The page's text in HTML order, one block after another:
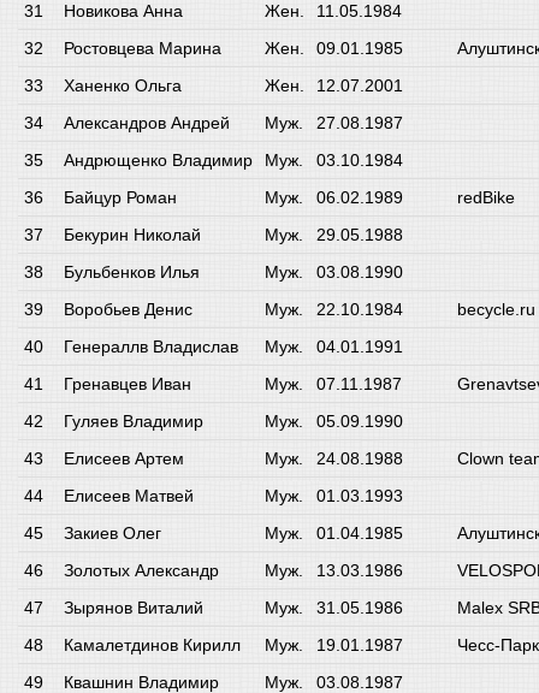
Новикова Анна
Жен.
11.05.1984
Ростовцева Марина
Жен. 09.01.1985
Ханенко Ольга
Жен.
12.07.2001
Александров Андрей
Муж.
27.08.1987
Андрющенко Владимир
Муж.
03.10.1984
Байцур Роман
Муж. 06.02.1989
redBike
Бекурин Николай
Муж.
29.05.1988
Бульбенков Илья
Муж.
03.08.1990
Воробьев Денис
Муж. 22.10.1984
becycle.ru
Генераллв Владислав
Муж.
04.01.1991
Гренавцев Иван
Муж. 07.11.1987
Гуляев Владимир
Муж.
05.09.1990
Елисеев Артем
Муж. 24.08.1988
Clown
Елисеев Матвей
Муж.
01.03.1993
Закиев Олег
Муж. 01.04.1985
Золотых Александр
Муж. 13.03.1986
Зырянов Виталий
Муж. 31.05.1986
Malex
Камалетдинов Кирилл
Муж. 19.01.1987
Чесс-Парк
Квашнин Владимир
Муж.
03.08.1987